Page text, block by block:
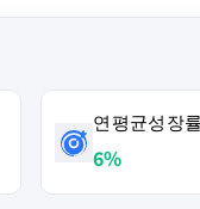
연평균성장
6%